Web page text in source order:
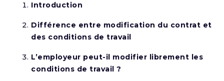
Introduction
Différence entre modification du contrat et
des conditions de travail
L’employeur peut-il modifier librement les
conditions de travail ?